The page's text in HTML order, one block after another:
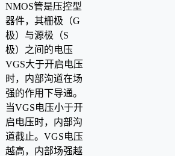
NMOS管是压控型
器件，其栅极（G
极）与源极（S
极）之间的电压
VGS大于开启电压
时，内部沟道在场
强的作用下导通。
当VGS电压小于开
启电压时，内部沟
道截止。VGS电压
越高，内部场强越